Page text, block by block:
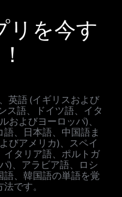
リを今す
英語 (イギリスおよび
ス語、ドイツ語、イタ
およびヨーロッパ)、
、日本語、中国語ま
びアメリカ)、スペイ
イタリア語、ポルトガ
)、アラビア語、ロシ
語、韓国語の単語を覚
です。